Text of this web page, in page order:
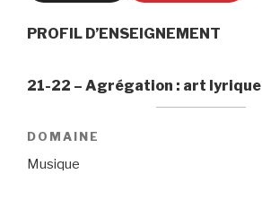
PROFIL D’ENSEIGNEMENT
21-22 – Agrégation : art lyrique
DOMAINE
Musique